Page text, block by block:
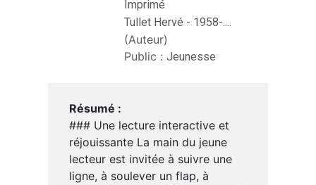
Imprimé
Tullet Hervé - 1958-....
(Auteur)
Public : Jeunesse
Résumé :
### Une lecture interactive et
réjouissante La main du jeune
lecteur est invitée à suivre une
ligne, à soulever un flap, à